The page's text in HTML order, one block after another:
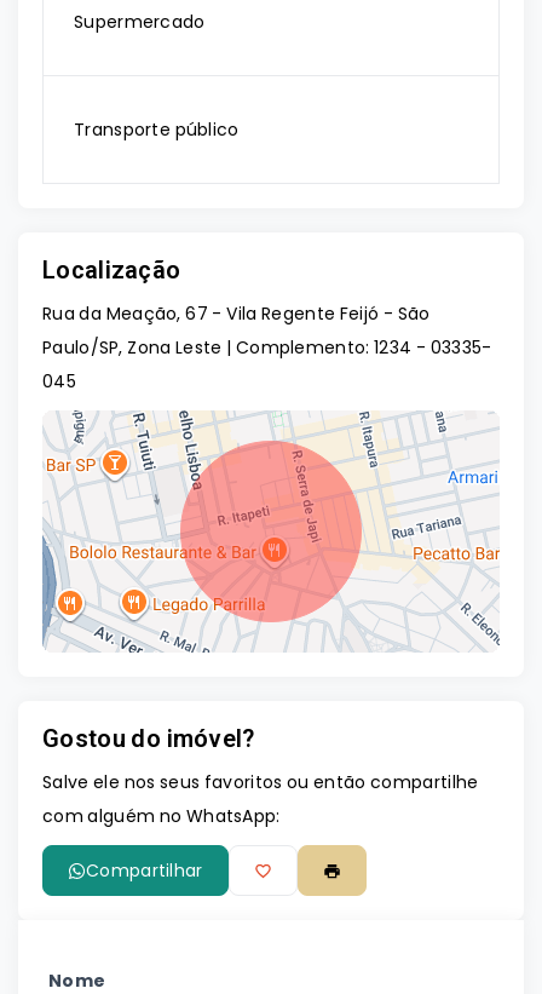
Supermercado
Transporte público
Localização
Rua da Meação, 67 - Vila Regente Feijó - São
Paulo/SP, Zona Leste | Complemento: 1234 - 03335-
045
Gostou do imóvel?
Salve ele nos seus favoritos ou então compartilhe
com alguém no WhatsApp:
Compartilhar
Nome